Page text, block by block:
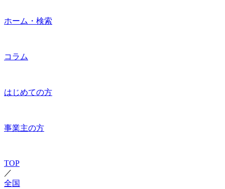
ホーム・検索
コラム
はじめての方
事業主の方
TOP
／
全国